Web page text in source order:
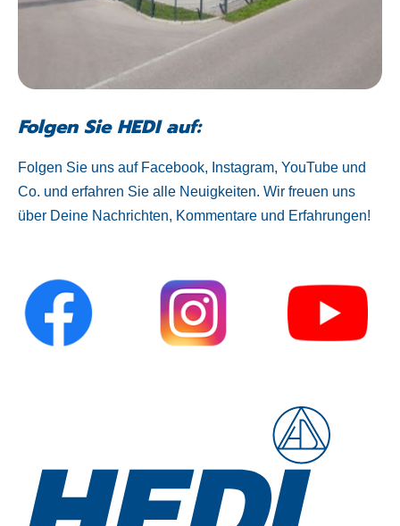
Folgen Sie HEDI auf:
Folgen Sie uns auf Facebook, Instagram, YouTube und
Co. und erfahren Sie alle Neuigkeiten. Wir freuen uns
über Deine Nachrichten, Kommentare und Erfahrungen!